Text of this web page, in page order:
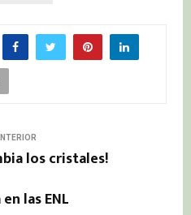
los cristales!
las ENL